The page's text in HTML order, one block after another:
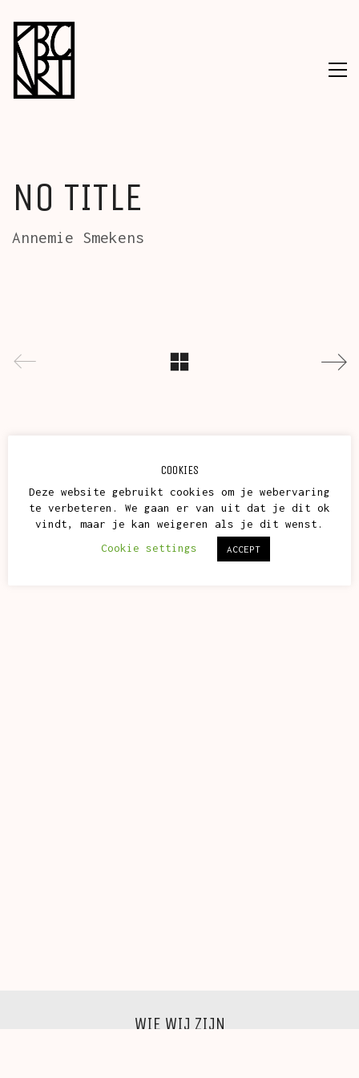
NO TITLE
Annemie Smekens
WIE WIJ ZIJN
COOKIES
Deze website gebruikt cookies om je webervaring
te verbeteren. We gaan er van uit dat je dit ok
vindt, maar je kan weigeren als je dit wenst.
Cookie settings
ACCEPT